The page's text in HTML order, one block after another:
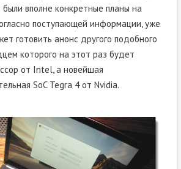
были вполне конкретные планы на
поступающей информации, уже
готовить анонс другого подобного
которого на этот раз будет
от Intel, а новейшая
SoC Tegra 4 от Nvidia.